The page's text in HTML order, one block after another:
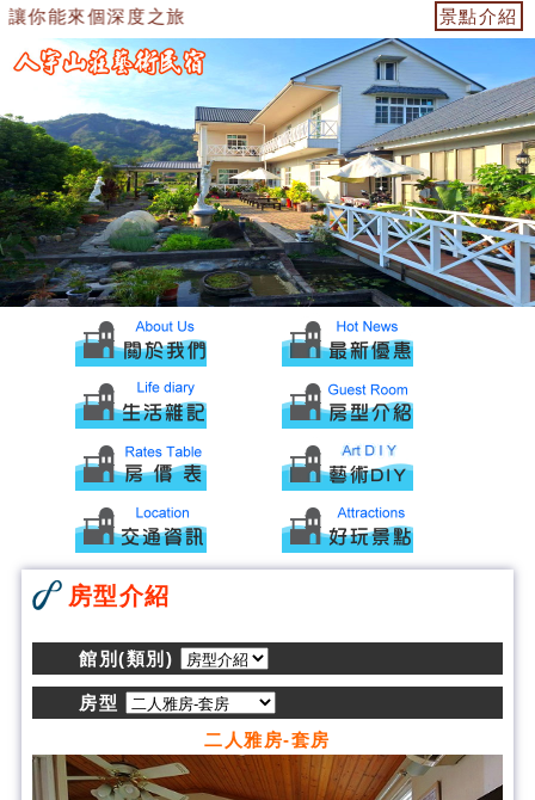
能來個深度之旅 景點介紹
房型介紹
館別(類別)
房型
二人雅房-套房